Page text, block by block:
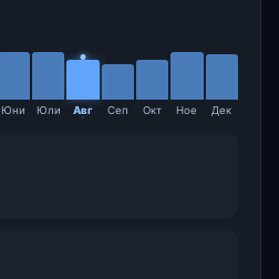
Юни Юли Авг Сеп Окт Ное Дек